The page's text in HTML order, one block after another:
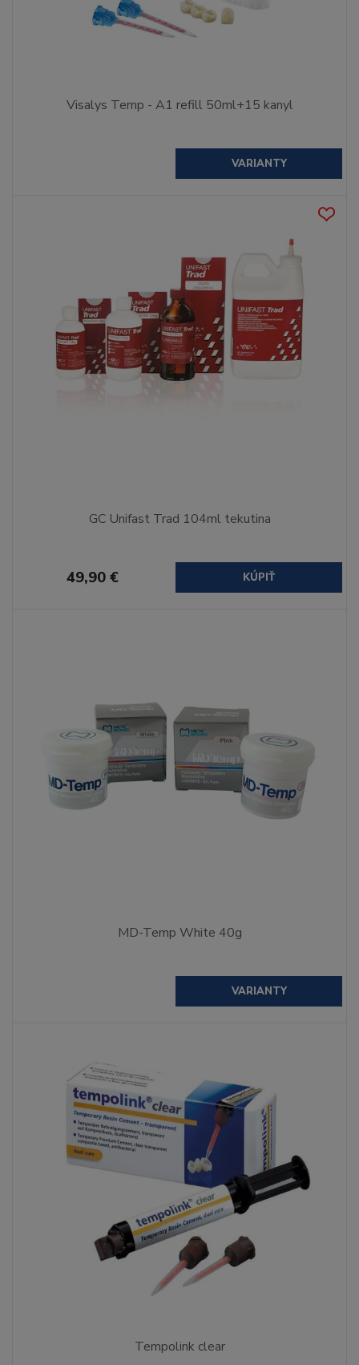
Visalys Temp - A1 refill 50ml+15 kanyl
VARIANTY
GC Unifast Trad 104ml tekutina
49,90 € KÚPIŤ
MD-Temp White 40g
VARIANTY
Tempolink clear